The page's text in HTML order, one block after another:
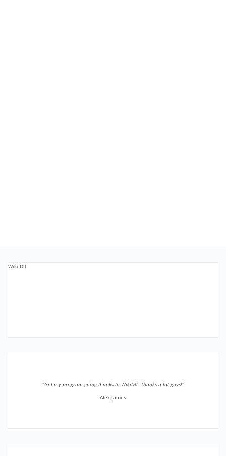
Wiki Dll
”Got my program going thanks to WikiDll. Thanks a lot guys!”
Alex James